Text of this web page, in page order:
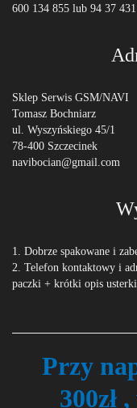
600 134 855 lub 94 37 431
Sklep Serwis GSM/NAVI
Tomasz Bochniarz
ul. Wyszyńskiego 45/1
78-400 Szczecinek
navibocian@gmail.com
1. Dobrze spakowane i
2. Telefon kontaktowy i
paczki + krótki opis usterki
Przy
300zł